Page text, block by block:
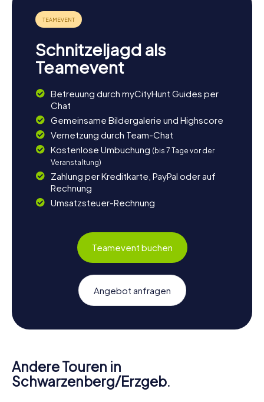
Schnitzeljagd als
Teamevent
Betreuung durch myCityHunt Guides per
Chat
Gemeinsame Bildergalerie und Highscore
Vernetzung durch Team-Chat
Kostenlose Umbuchung (bis 7 Tage vor der
Veranstaltung)
Zahlung per Kreditkarte, PayPal oder auf
Rechnung
Umsatzsteuer-Rechnung
Teamevent buchen
Angebot anfragen
Andere Touren in
Schwarzenberg/Erzgeb.